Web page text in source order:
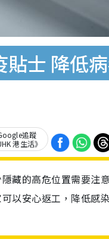
士 降低
追蹤
港生活》
藏的高危位置需要注
以安心返工，降低感